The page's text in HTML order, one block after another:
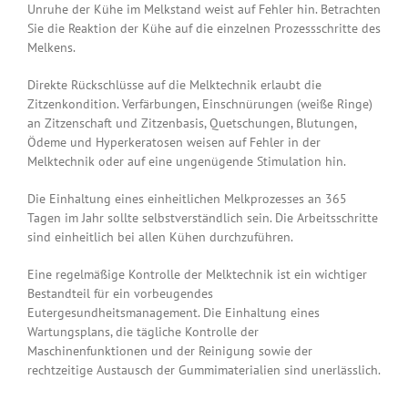
Unruhe der Kühe im Melkstand weist auf Fehler hin. Betrachten
Sie die Reaktion der Kühe auf die einzelnen Prozessschritte des
Melkens.
Direkte Rückschlüsse auf die Melktechnik erlaubt die
Zitzenkondition. Verfärbungen, Einschnürungen (weiße Ringe)
an Zitzenschaft und Zitzenbasis, Quetschungen, Blutungen,
Ödeme und Hyperkeratosen weisen auf Fehler in der
Melktechnik oder auf eine ungenügende Stimulation hin.
Die Einhaltung eines einheitlichen Melkprozesses an 365
Tagen im Jahr sollte selbstverständlich sein. Die Arbeitsschritte
sind einheitlich bei allen Kühen durchzuführen.
Eine regelmäßige Kontrolle der Melktechnik ist ein wichtiger
Bestandteil für ein vorbeugendes
Eutergesundheitsmanagement. Die Einhaltung eines
Wartungsplans, die tägliche Kontrolle der
Maschinenfunktionen und der Reinigung sowie der
rechtzeitige Austausch der Gummimaterialien sind unerlässlich.